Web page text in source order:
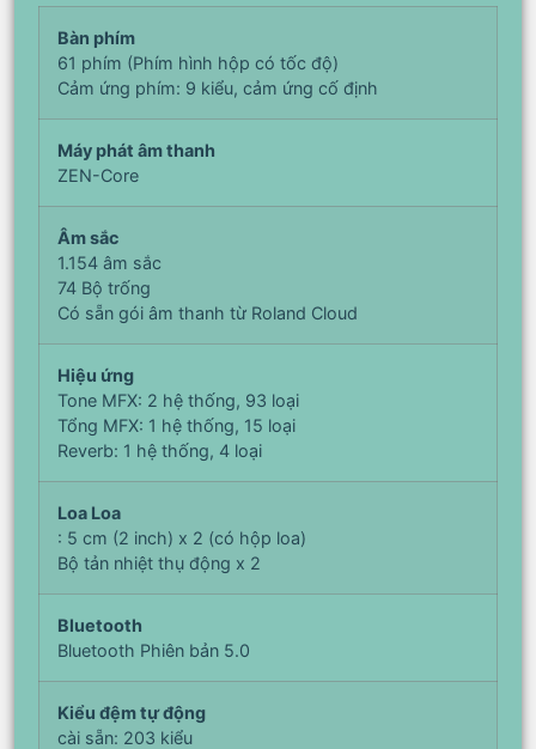
Bàn phím
61 phím (Phím hình hộp có tốc độ)
Cảm ứng phím: 9 kiểu, cảm ứng cố định
Máy phát âm thanh
ZEN-Core
Âm sắc
1.154 âm sắc
74 Bộ trống
Có sẵn gói âm thanh từ Roland Cloud
Hiệu ứng
Tone MFX: 2 hệ thống, 93 loại
Tổng MFX: 1 hệ thống, 15 loại
Reverb: 1 hệ thống, 4 loại
Loa Loa
: 5 cm (2 inch) x 2 (có hộp loa)
Bộ tản nhiệt thụ động x 2
Bluetooth
Bluetooth Phiên bản 5.0
Kiểu đệm tự động
cài sẵn: 203 kiểu